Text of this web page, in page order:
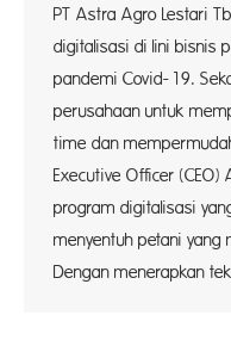
PT Astra Agro Lestari
digitalisasi di lini bisnis
pandemi Covid-19.
perusahaan untuk
time dan
Executive Officer
program digitalisasi
menyentuh petani yang
Dengan menerapkan